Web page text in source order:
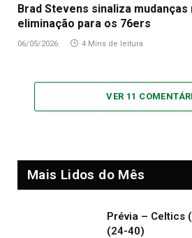
Brad Stevens sinaliza
eliminação para os 76ers
06/05/2026 4 Mins de leitura
VER 11
Mais Lidos do Mês
Prévia – Celtics
(24-40)